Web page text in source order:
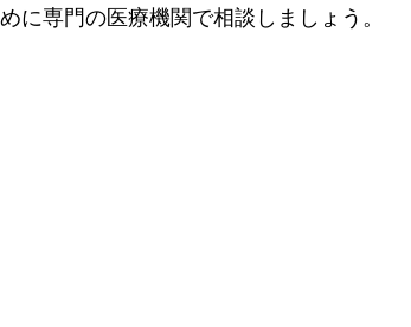
に専門の医療機関で相談しましょう。